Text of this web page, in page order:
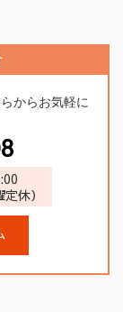
からお気軽に
休）